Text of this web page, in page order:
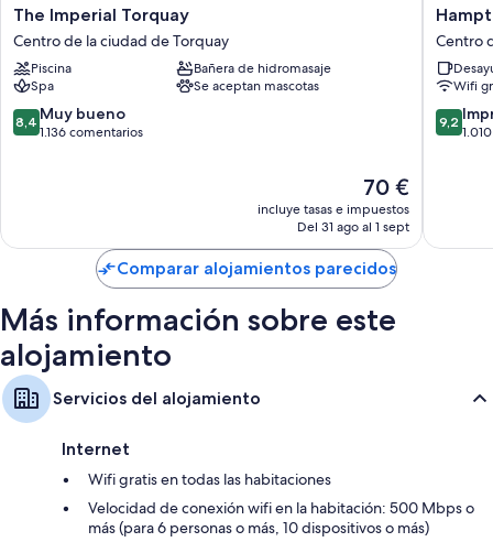
Además, otros de los servicios de los que disfrutarás en todas las
habitaciones incluyen los siguientes:
Reciclaje, bombillas LED y productos de limpieza ecológicos
Baños con artículos de higiene personal ecológicos y duchas y
bañeras combinadas
The
Imperial
Torquay
Centro
de
la
ciudad
The Imperial Torquay
Centro de la ciudad de Torquay
Piscina
Bañera de hidromasaje
Spa
Se aceptan mascotas
8.4
sobre
8,4 Muy bueno
1.136 comentarios
El
precio
actual
de
70 €
70 €
incluye tasas e impuestos
Del 31 ago al 1 sept
by
Hilton
Torquay
Centro
de
la
Centro
Wifi
9.2
sobre
9,2
Comparar alojamientos parecidos
Más información sobre este
alojamiento
Servicios del alojamiento
Internet
Wifi gratis en todas las habitaciones
Velocidad de conexión wifi en la habitación: 500 Mbps o
más (para 6 personas o más, 10 dispositivos o más)